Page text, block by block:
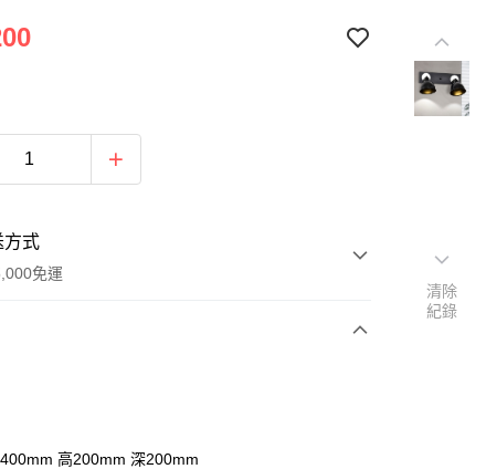
方式
免運
高200mm 深200mm
清除
紀錄